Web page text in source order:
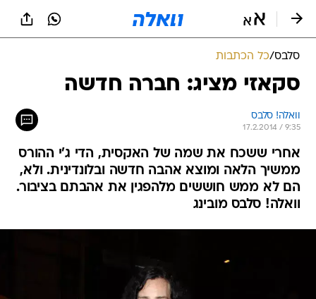
סלבס/כל הכתבות
סקאזי מציג: חברה חדשה
וואלה! סלבס
17.2.2014 / 9:35
אחרי ששכח את שמה של האקסית, הדי ג'י ההורס
ממשיך הלאה ומוצא אהבה חדשה ובלונדינית. ולא,
הם לא ממש חוששים מלהפגין את אהבתם בציבור.
וואלה! סלבס מובינג